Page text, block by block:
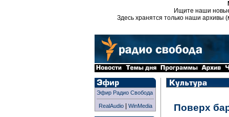
Ищите наши
Здесь хранятся только наши архивы
Эфир Радио Свобода
RealAudio| WinMedia
Поверх